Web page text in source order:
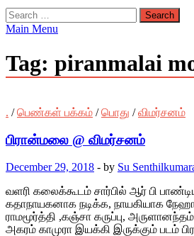
Search
for:
Main Menu
Tag: piranmalai
. /பெண்கள் பக்கம் /பொது /விமர்சனம்
பிரான்மலை @ விமர்சனம்
December 29, 2018 - by Su
வளரி கலைக்கூடம் சார்பில் ஆர் பி
கதாநாயகனாக நடிக்க, நாயகியாக
ராமமூர்த்தி ,கஞ்சா கருப்பு,
அகரம் காமுரா இயக்கி இருக்கும் படம்